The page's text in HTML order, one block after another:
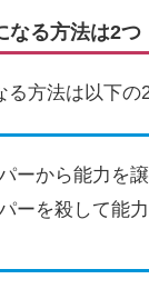
なる方法は2つ
方法は以下の2
ーから能力を
ーを殺して能